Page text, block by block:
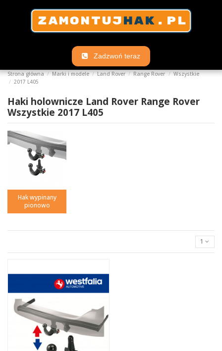
Zadzwoń teraz
Strona główna Marki i modele Land Rover Range Rover
Wszystkie
2017 L405
Haki holownicze Land Rover Range Rover
Wszystkie 2017 L405
Hak wypinany
pionowo
1